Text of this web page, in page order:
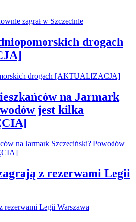
drogach
na Jarmark
jest kilka
z rezerwami Legii